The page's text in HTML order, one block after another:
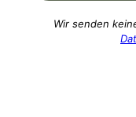
Wir senden